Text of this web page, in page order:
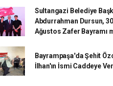
Sultangazi Belediye
Abdurrahman Dursun, 30
Ağustos Zafer Bayramı
Bayrampaşa'da Şehit
İlhan'ın İsmi Caddeye